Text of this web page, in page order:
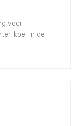
voor
koel in de